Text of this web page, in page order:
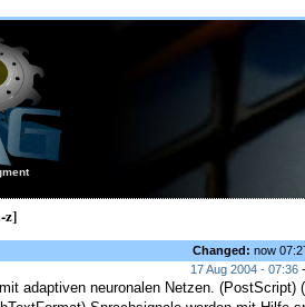
z]
Changed: now
17 Aug 2004 - 07:36
adaptiven neuronalen Netzen. (PostScript)